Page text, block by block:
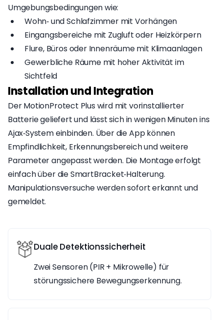
Umgebungsbedingungen wie:
Wohn‑ und Schlafzimmer mit Vorhängen
Eingangsbereiche mit Zugluft oder Heizkörpern
Flure, Büros oder Innenräume mit Klimaanlagen
Gewerbliche Räume mit hoher Aktivität im
Sichtfeld
Installation und Integration
Der MotionProtect Plus wird mit vorinstallierter
Batterie geliefert und lässt sich in wenigen Minuten ins
Ajax‑System einbinden. Über die App können
Empfindlichkeit, Erkennungsbereich und weitere
Parameter angepasst werden. Die Montage erfolgt
einfach über die SmartBracket‑Halterung.
Manipulationsversuche werden sofort erkannt und
gemeldet.
Duale Detektionssicherheit
Zwei Sensoren (PIR + Mikrowelle) für
störungssichere Bewegungserkennung.